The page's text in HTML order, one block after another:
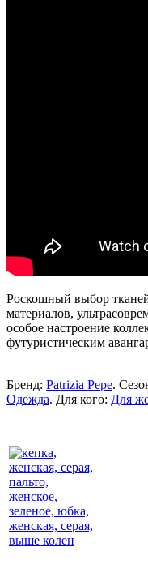
Роскошный выбор
материалов,
особое настроение
футуристическим
Бренд: Patrizia Pepe.
Одежда. Для кого: Для